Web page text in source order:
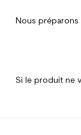
Nous
Si le produit ne